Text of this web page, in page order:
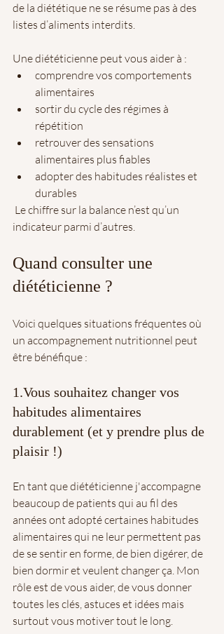
de la diététique ne se résume pas à des
listes d’aliments interdits.
Une diététicienne peut vous aider à :
comprendre vos comportements
alimentaires
sortir du cycle des régimes à
répétition
retrouver des sensations
alimentaires plus fiables
adopter des habitudes réalistes et
durables
indicateur parmi d’autres.
Quand consulter une
diététicienne ?
Voici quelques situations fréquentes où
un accompagnement nutritionnel peut
être bénéfique :
1.Vous souhaitez changer vos
habitudes alimentaires
durablement (et y prendre plus de
plaisir !)
En tant que diététicienne j'accompagne
beaucoup de patients qui au fil des
années ont adopté certaines habitudes
alimentaires qui ne leur permettent pas
de se sentir en forme, de bien digérer, de
bien dormir et veulent changer ça. Mon
rôle est de vous aider, de vous donner
toutes les clés, astuces et idées mais
surtout vous motiver tout le long.